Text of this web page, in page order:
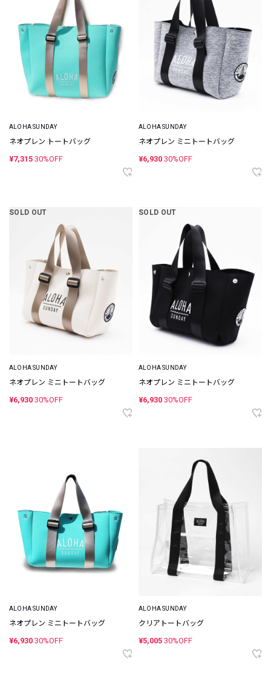
ALOHA SUNDAY
ネオプレン トートバッグ
¥7,315 30%OFF
ALOHA SUNDAY
ネオプレン ミニトートバッグ
¥6,930 30%OFF
SOLD OUT
ALOHA SUNDAY
ネオプレン ミニトートバッグ
¥6,930 30%OFF
SOLD OUT
ALOHA SUNDAY
ネオプレン ミニトートバッグ
¥6,930 30%OFF
ALOHA SUNDAY
ネオプレン ミニトートバッグ
¥6,930 30%OFF
ALOHA SUNDAY
クリアトートバッグ
¥5,005 30%OFF